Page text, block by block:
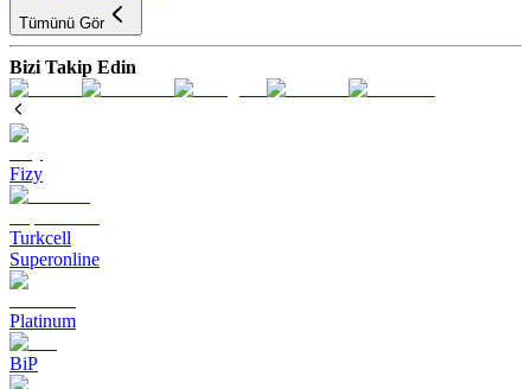
Tümünü Gör
Bizi Takip Edin
Fizy
Turkcell
Superonline
Platinum
BiP